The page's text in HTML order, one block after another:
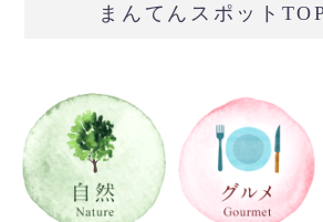
まんてんスポット